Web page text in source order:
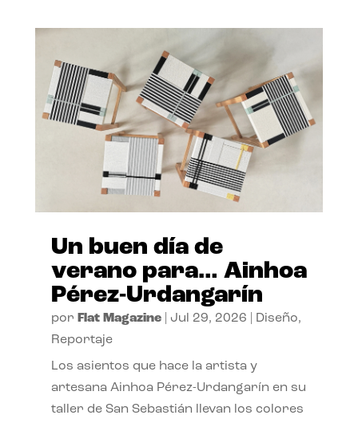
Un buen día de
verano para… Ainhoa
Pérez-Urdangarín
por Flat Magazine| Jul 29, 2026 Diseño,
Reportaje
Los asientos que hace la artista y
artesana Ainhoa Pérez-Urdangarín en su
taller de San Sebastián llevan los colores